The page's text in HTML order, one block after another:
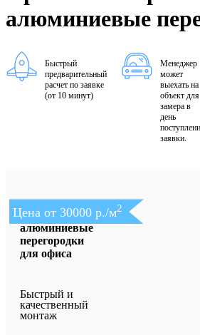
алюминиевые
Быстрый
предварительный
расчет по заявке
(от 10 минут)
Менеджер
может
выехать на
объект для
замера в
день
заявки.
Цена от 30000 р./м2
Противопожарные
алюминиевые
перегородки
для офиса
Быстрый и
качественный
монтаж